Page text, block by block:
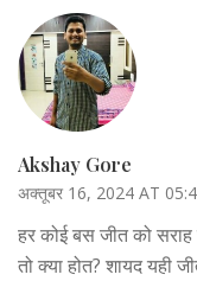
Akshay Gore
अक्तूबर 16, 2024 AT
हर कोई बस जीत को सराह
तो क्या होत? शायद यही